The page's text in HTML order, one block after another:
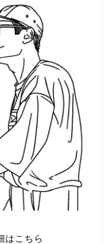
はこちら